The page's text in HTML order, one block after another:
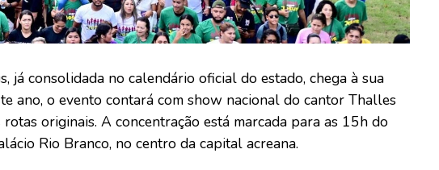
já consolidada no calendário oficial do estado, chega à sua
ano, o evento contará com show nacional do cantor Thalles
originais. A concentração está marcada para as 15h do
Rio Branco, no centro da capital acreana.